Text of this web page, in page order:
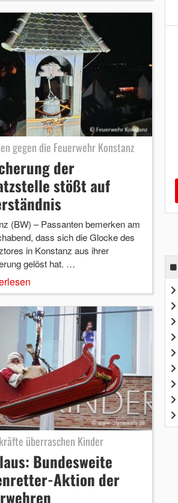
gegen die Feuerwehr Konstanz
der
stößt auf
(BW) – Passanten bemerken am
dass sich die Glocke des
in Konstanz aus ihrer
gelöst hat. …
überraschen Kinder
Bundesweite
Aktion der